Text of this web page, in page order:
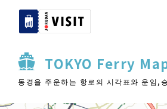
TOKYO Ferry
동경을 주운하는 항로의 시각표와 운임